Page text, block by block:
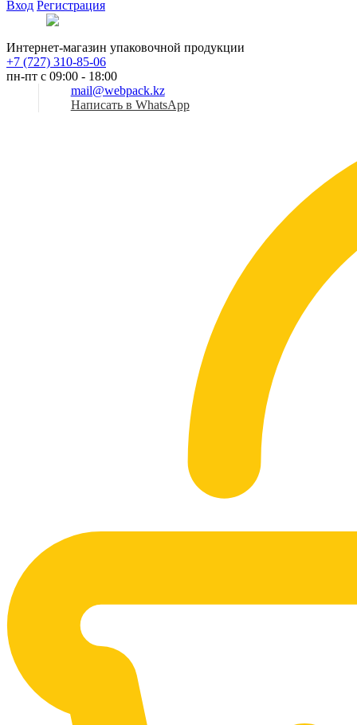
Вход Регистрация
Интернет-магазин упаковочной продукции
+7 (727) 310-85-06
пн-пт с 09:00 - 18:00
mail@webpack.kz
Написать в WhatsApp